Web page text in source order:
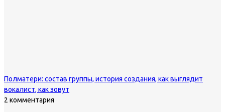
Полматери: состав группы, история создания, как выглядит
вокалист, как зовут
2 комментария